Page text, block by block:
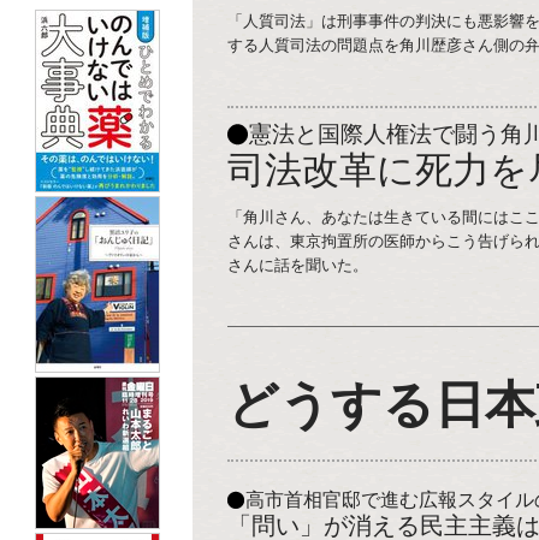
「人質司法」は刑事事件の判決にも悪影
する人質司法の問題点を角川歴彦さん側の
憲法と国際人権法で闘う角
司法改革に死力
「角川さん、あなたは生きている間にはこ
さんは、東京拘置所の医師からこう告げら
さんに話を聞いた。
どうする日
高市首相官邸で進む広報スタイル
「問い」が消える民主主義